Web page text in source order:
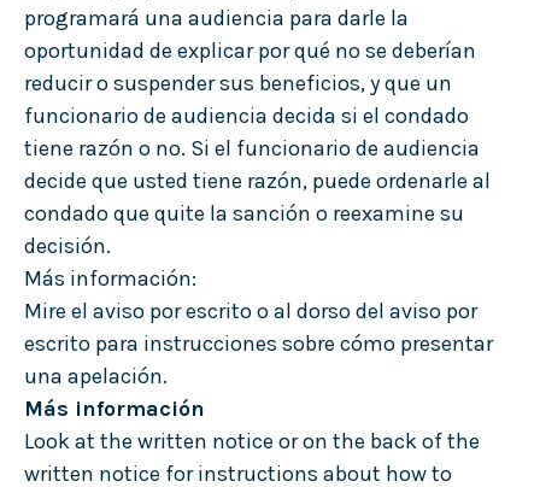
programará una audiencia para darle la
oportunidad de explicar por qué no se deberían
reducir o suspender sus beneficios, y que un
funcionario de audiencia decida si el condado
tiene razón o no. Si el funcionario de audiencia
decide que usted tiene razón, puede ordenarle al
condado que quite la sanción o reexamine su
decisión.
Más información:
Mire el aviso por escrito o al dorso del aviso por
escrito para instrucciones sobre cómo presentar
una apelación.
Más información
Look at the written notice or on the back of the
written notice for instructions about how to